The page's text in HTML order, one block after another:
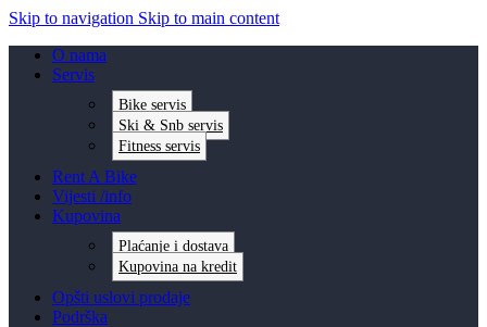
Skip to navigation Skip to main content
O nama
Servis
Bike servis
Ski & Snb servis
Fitness servis
Rent A Bike
Vijesti /info
Kupovina
Plaćanje i dostava
Kupovina na kredit
Opšti uslovi prodaje
Podrška